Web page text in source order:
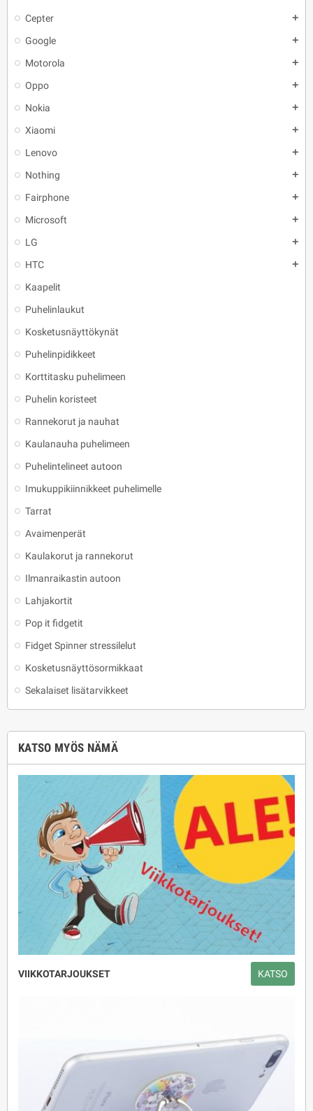
Cepter
add
Google add
Motorola add
Oppo add
Nokia add
Xiaomi add
Lenovo add
Nothing add
Fairphone add
Microsoft add
LG add
HTC add
Kaapelit
Puhelinlaukut
Kosketusnäyttökynät
Puhelinpidikkeet
Korttitasku puhelimeen
Puhelin koristeet
Rannekorut ja nauhat
Kaulanauha puhelimeen
Puhelintelineet autoon
Imukuppikiinnikkeet puhelimelle
Tarrat
Avaimenperät
Kaulakorut ja rannekorut
Ilmanraikastin autoon
Lahjakortit
Pop it fidgetit
Fidget Spinner stressilelut
Kosketusnäyttösormikkaat
Sekalaiset lisätarvikkeet
KATSO MYÖS NÄMÄ
VIIKKOTARJOUKSET KATSO